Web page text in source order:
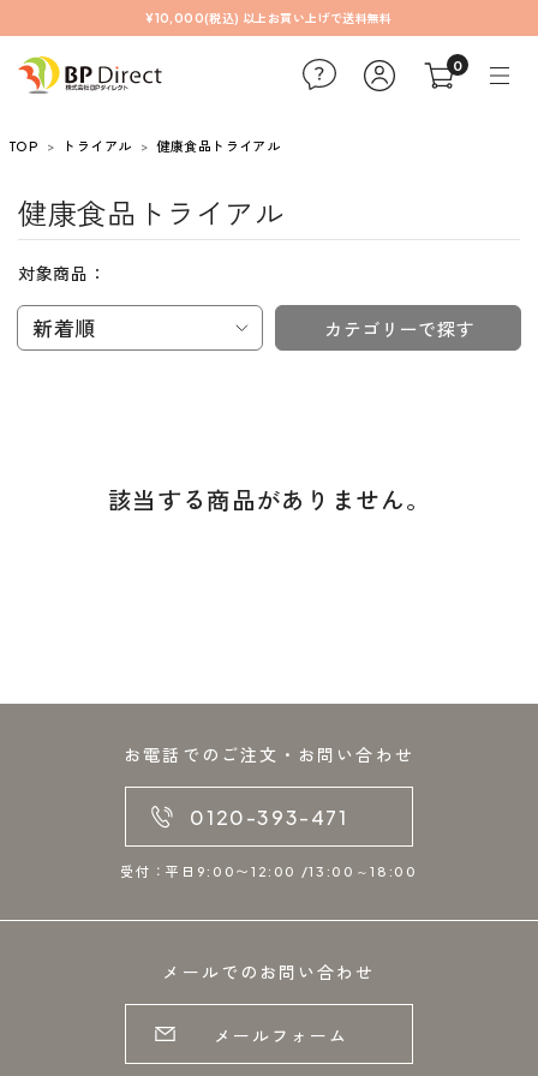
¥10,000(税込) 以上お買い上げで送料無料
0
TOP トライアル 健康食品トライアル
健康食品トライアル
対象商品：
新着順 カテゴリーで探す
該当する商品がありません。
お電話でのご注文・お問い合わせ
0120-393-471
受付：平日9:00〜12:00 /13:00～18:00
メールでのお問い合わせ
メールフォーム